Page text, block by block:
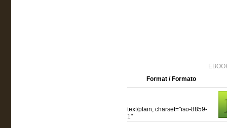
Format / Formato
text/plain; charset="iso-8859-
1"